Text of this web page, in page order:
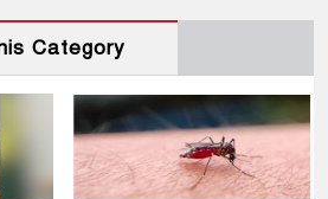
Category